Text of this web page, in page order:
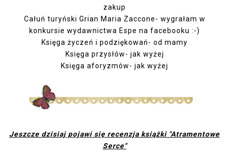
zakup
Całuń turyński Grian Maria Zaccone- wygrałam w
konkursie wydawnictwa Espe na facebooku :-)
Księga życzeń i podziękowań- od mamy
Księga przysłów- jak wyżej
Księga aforyzmów- jak wyżej
Jeszcze dzisiaj pojawi się recenzja książki "Atramentowe
Serce"